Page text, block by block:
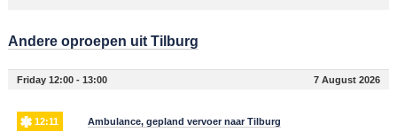
Andere oproepen uit Tilburg
Friday 12:00 - 13:00 7 August 2026
12:11 Ambulance, gepland vervoer naar Tilburg